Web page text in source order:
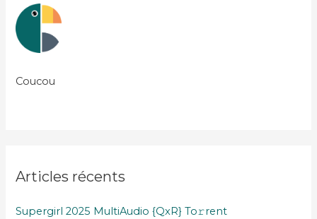
Coucou
Articles récents
Supergirl 2025 MultiAudio {QxR} To𝚛rent